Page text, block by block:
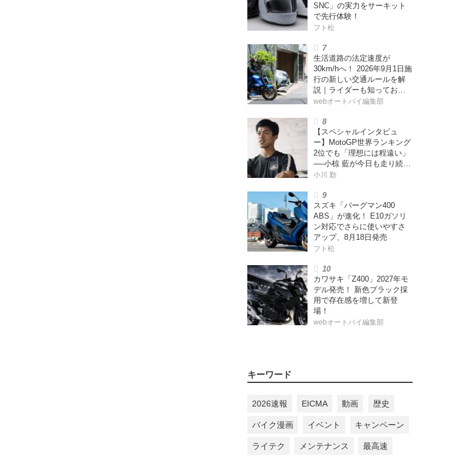
SNC」の実力をサーキット
で先行体験！
フト松
生活道路の法定速度が
30km/hへ！ 2026年9月1日施
行の新しい交通ルールを解
説｜ライダーも知っておく
べきポイントをチェック！
webオートバイ編集部
【スペシャルインタビュ
ー】MotoGP世界ランキング
2位でも「理想には程遠い」
──小椋 藍が今日も走り続け
る理由
小川 勤
スズキ「バーグマン400
ABS」が進化！ E10ガソリ
ン対応でさらに使いやすさ
アップ、8月18日発売
フト松
カワサキ「Z400」2027年モ
デル発売！ 新色ブラック採
用で存在感を増して新登
場！
webオートバイ編集部
キーワード
2026速報 EICMA 動画 歴史
バイク漫画 イベント キャンペーン
ライテク メンテナンス 最高速